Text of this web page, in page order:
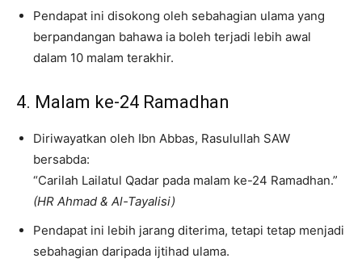
Pendapat ini disokong oleh sebahagian ulama yang
berpandangan bahawa ia boleh terjadi lebih awal
dalam 10 malam terakhir.
4. Malam ke-24 Ramadhan
Diriwayatkan oleh Ibn Abbas, Rasulullah SAW
bersabda:
“Carilah Lailatul Qadar pada malam ke-24 Ramadhan.”
(HR Ahmad & Al-Tayalisi)
Pendapat ini lebih jarang diterima, tetapi tetap menjadi
sebahagian daripada ijtihad ulama.